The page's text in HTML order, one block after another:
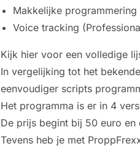
Makkelijke
Voice tracking
Kijk hier voor een volledige
In vergelijking tot het
eenvoudiger scripts
Het programma is er in 4
De prijs begint bij 50 euro
Tevens heb je met